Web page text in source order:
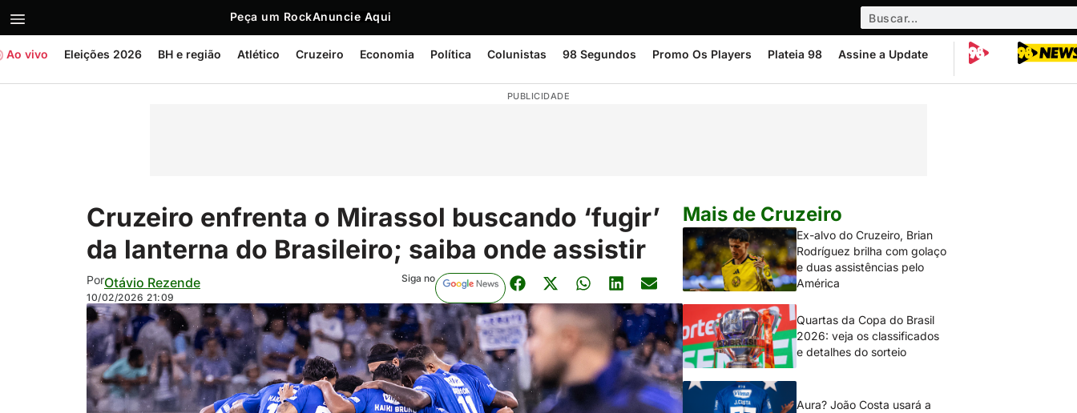
Peça um RockAnuncie Aqui
Ao vivo Eleições 2026 BH e região Atlético Cruzeiro Economia Política Colunistas 98 Segundos Promo Os Players Plateia 98 Assine a Update
PUBLICIDADE
Cruzeiro enfrenta o Mirassol buscando ‘fugir’
da lanterna do Brasileiro; saiba onde assistir
PorOtávio Rezende
10/02/2026 21:09
Siga no
Mais de Cruzeiro
Ex-alvo do Cruzeiro, Brian
Rodríguez brilha com golaço
e duas assistências pelo
América
Quartas da Copa do Brasil
2026: veja os classificados
e detalhes do sorteio
Aura? João Costa usará a